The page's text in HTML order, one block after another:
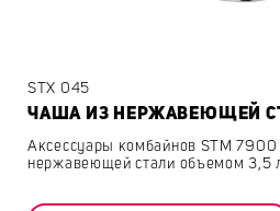
STX 045
ЧАША ИЗ НЕРЖАВЕЮЩЕЙ
Аксессуары комбайнов STM
нержавеющей стали объемом 3,5